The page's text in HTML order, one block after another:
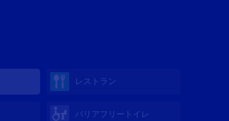
レストラン
バリアフリートイレ